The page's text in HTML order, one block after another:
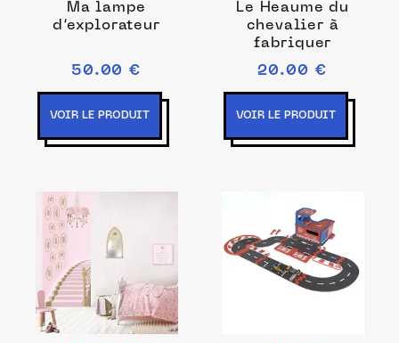
Ma lampe
d’explorateur
50.00 €
VOIR LE PRODUIT
Le Heaume du
chevalier à
fabriquer
20.00 €
VOIR LE PRODUIT